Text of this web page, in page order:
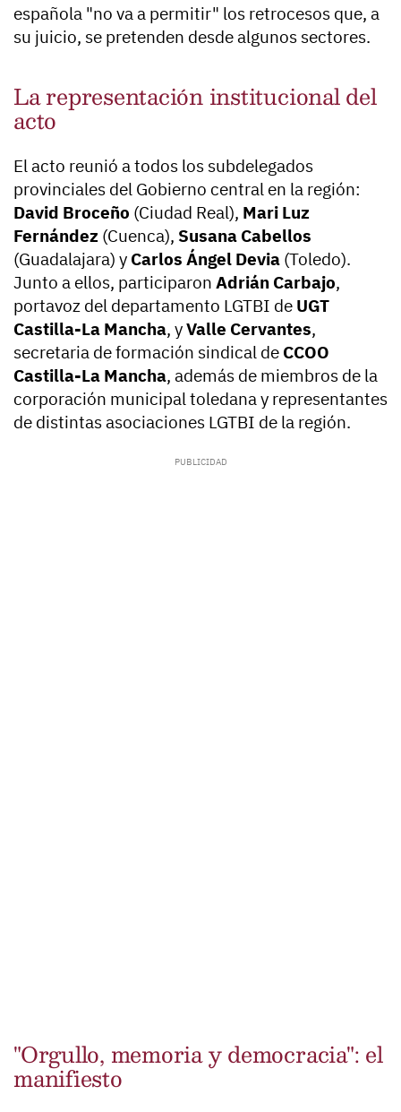
española "no va a permitir" los retrocesos que, a
su juicio, se pretenden desde algunos sectores.
La representación institucional del
acto
El acto reunió a todos los subdelegados
provinciales del Gobierno central en la región:
David Broceño (Ciudad Real), Mari Luz
Fernández (Cuenca), Susana Cabellos
(Guadalajara) y Carlos Ángel Devia (Toledo).
Junto a ellos, participaron Adrián Carbajo,
portavoz del departamento LGTBI de UGT
Castilla-La Mancha, yValle Cervantes,
secretaria de formación sindical de CCOO
Castilla-La Mancha, además de miembros de la
corporación municipal toledana y representantes
de distintas asociaciones LGTBI de la región.
"Orgullo, memoria y democracia": el
manifiesto